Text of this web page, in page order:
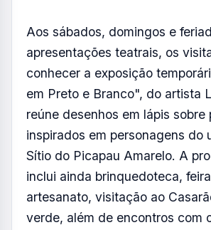
Aos sábados, domingos e
apresentações teatrais, os
conhecer a exposição
em Preto e Branco", do artista
reúne desenhos em lápis sobre
inspirados em personagens do
Sítio do Picapau Amarelo. A
inclui ainda brinquedoteca,
artesanato, visitação ao
verde, além de encontros com